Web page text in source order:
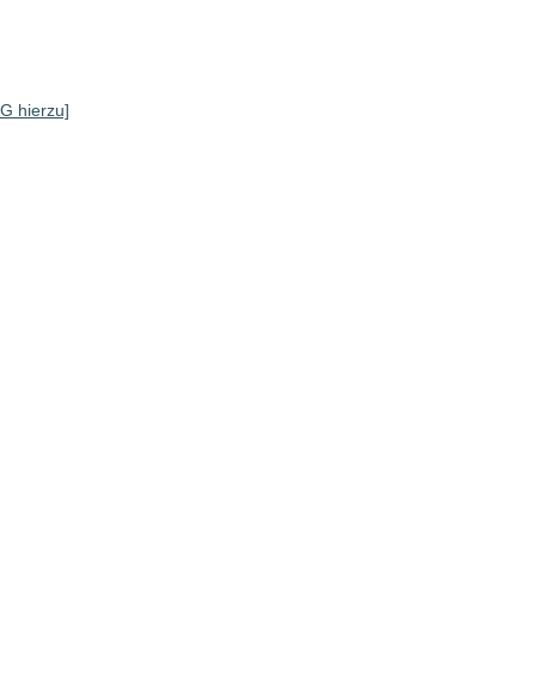
hierzu]